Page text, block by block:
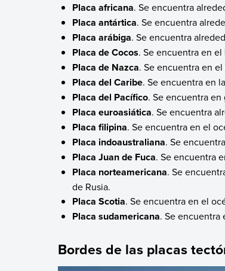
Placa africana. Se encuentra
Placa antártica. Se encuentra
Placa arábiga. Se encuentra
Placa de Cocos. Se encuentra en
Placa de Nazca. Se encuentra en
Placa del Caribe. Se encuentra en
Placa del Pacífico. Se encuentra
Placa euroasiática. Se encuentra
Placa filipina. Se encuentra en el
Placa indoaustraliana. Se
Placa Juan de Fuca. Se encuentra
Placa norteamericana. Se
de Rusia.
Placa Scotia. Se encuentra en el
Placa sudamericana. Se
Bordes de las placas